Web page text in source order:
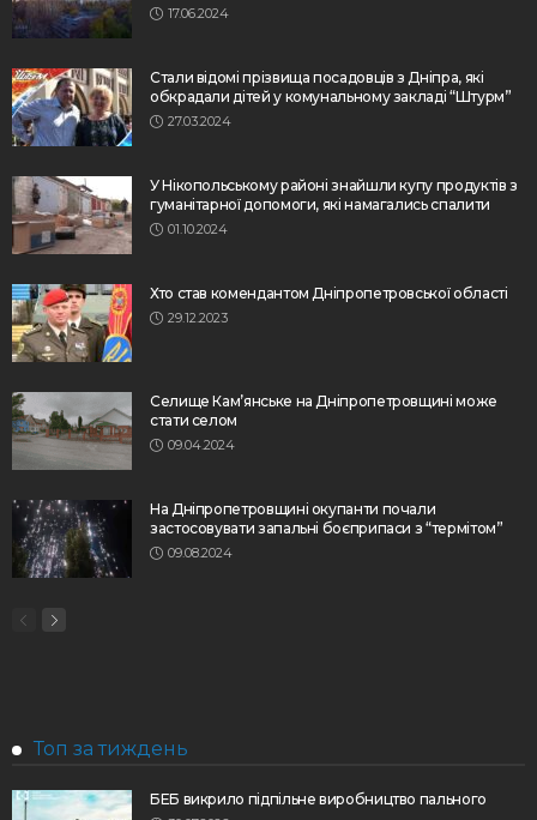
17.06.2024
Стали відомі прізвища посадовців з Дніпра, які
обкрадали дітей у комунальному закладі “Штурм”
27.03.2024
У Нікопольському районі знайшли купу продуктів з
гуманітарної допомоги, які намагались спалити
01.10.2024
Хто став комендантом Дніпропетровської області
29.12.2023
Селище Кам’янське на Дніпропетровщині може
стати селом
09.04.2024
На Дніпропетровщині окупанти почали
застосовувати запальні боєприпаси з “термітом”
09.08.2024
Топ за тиждень
БЕБ викрило підпільне виробництво пального